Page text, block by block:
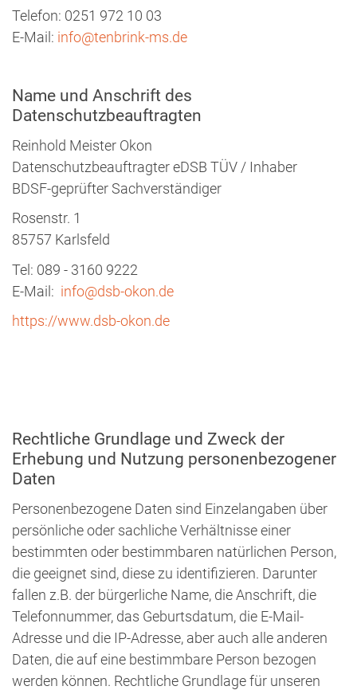
Telefon: 0251 972 10 03
E-Mail: info@tenbrink-ms.de
Name und Anschrift des
Datenschutzbeauftragten
Reinhold Meister Okon
Datenschutzbeauftragter eDSB TÜV / Inhaber
BDSF-geprüfter Sachverständiger
Rosenstr. 1
85757 Karlsfeld
Tel: 089 - 3160 9222
E-Mail: info@dsb-okon.de
https://www.dsb-okon.de
Rechtliche Grundlage und Zweck der
Erhebung und Nutzung personenbezogener
Daten
Personenbezogene Daten sind Einzelangaben über
persönliche oder sachliche Verhältnisse einer
bestimmten oder bestimmbaren natürlichen Person,
die geeignet sind, diese zu identifizieren. Darunter
fallen z.B. der bürgerliche Name, die Anschrift, die
Telefonnummer, das Geburtsdatum, die E-Mail-
Adresse und die IP-Adresse, aber auch alle anderen
Daten, die auf eine bestimmbare Person bezogen
werden können. Rechtliche Grundlage für unseren